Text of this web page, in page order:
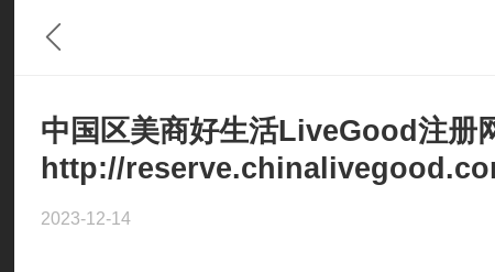
中国区美商好生活LiveGood注册
http://
2023-12-14